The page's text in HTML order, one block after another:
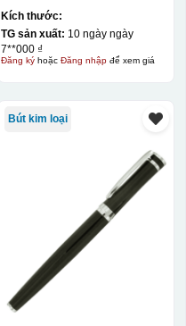
Kích thước:
TG sản xuất: 10 ngày ngày
7**000 ₫
Đăng kýhoặc Đăng nhậpđể xem giá
Bút kim loại